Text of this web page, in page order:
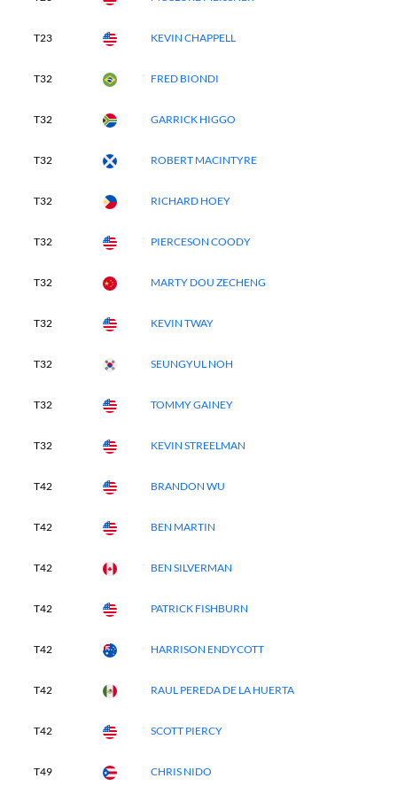
T23 KEVIN CHAPPELL
T32 FRED BIONDI
T32 GARRICK HIGGO
T32 ROBERT MACINTYRE
T32 RICHARD HOEY
T32 PIERCESON COODY
T32 MARTY DOU ZECHENG
T32 KEVIN TWAY
T32 SEUNGYUL NOH
T32 TOMMY GAINEY
T32 KEVIN STREELMAN
T42 BRANDON WU
T42 BEN MARTIN
T42 BEN SILVERMAN
T42 PATRICK FISHBURN
T42 HARRISON ENDYCOTT
T42 RAUL PEREDA DE LA HUERTA
T42 SCOTT PIERCY
T49 CHRIS NIDO